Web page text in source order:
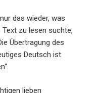
das wieder, was
zu lesen suchte,
Übertragung des
Deutsch ist
lieben